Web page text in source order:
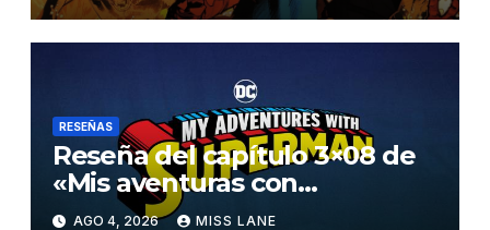
RESEÑAS
Reseña del capítulo 3×08 de
«Mis aventuras con
Superman»
AGO 4, 2026 MISS LANE